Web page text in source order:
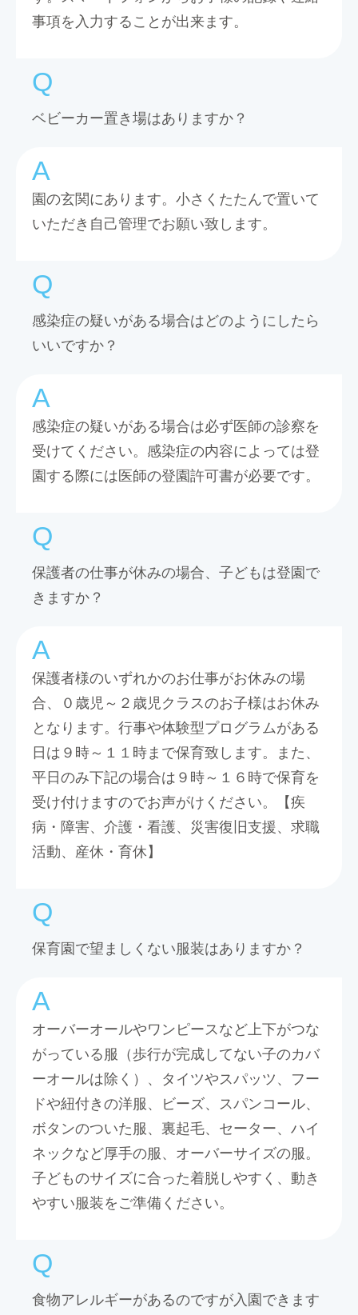
事項を入力することが出来ます。
ベビーカー置き場はありますか？
園の玄関にあります。小さくたたんで置いて
いただき自己管理でお願い致します。
感染症の疑いがある場合はどのようにしたら
いいですか？
感染症の疑いがある場合は必ず医師の診察を
受けてください。感染症の内容によっては登
園する際には医師の登園許可書が必要です。
保護者の仕事が休みの場合、子どもは登園で
きますか？
保護者様のいずれかのお仕事がお休みの場
合、０歳児～２歳児クラスのお子様はお休み
となります。行事や体験型プログラムがある
日は９時～１１時まで保育致します。また、
平日のみ下記の場合は９時～１６時で保育を
受け付けますのでお声がけください。【疾
病・障害、介護・看護、災害復旧支援、求職
活動、産休・育休】
保育園で望ましくない服装はありますか？
オーバーオールやワンピースなど上下がつな
がっている服（歩行が完成してない子のカバ
ーオールは除く）、タイツやスパッツ、フー
ドや紐付きの洋服、ビーズ、スパンコール、
ボタンのついた服、裏起毛、セーター、ハイ
ネックなど厚手の服、オーバーサイズの服。
子どものサイズに合った着脱しやすく、動き
やすい服装をご準備ください。
食物アレルギーがあるのですが入園できます